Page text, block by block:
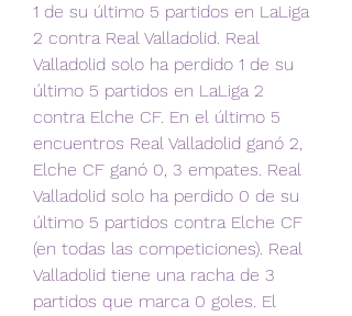
1 de su último 5 partidos en LaLiga
2 contra Real Valladolid. Real
Valladolid solo ha perdido 1 de su
último 5 partidos en LaLiga 2
contra Elche CF. En el último 5
encuentros Real Valladolid ganó 2,
Elche CF ganó 0, 3 empates. Real
Valladolid solo ha perdido 0 de su
último 5 partidos contra Elche CF
(en todas las competiciones). Real
Valladolid tiene una racha de 3
partidos que marca 0 goles. El